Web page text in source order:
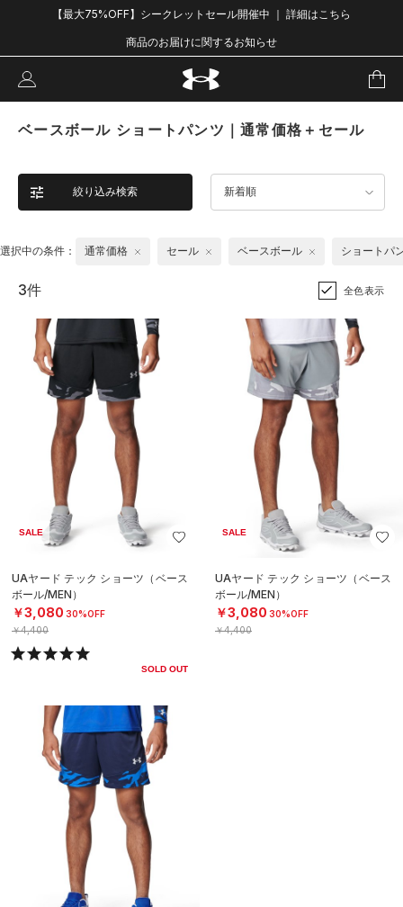
【最大75%OFF】シークレットセール開催中 ｜ 詳細はこちら
商品のお届けに関するお知らせ
ベースボール ショートパンツ｜通常価格＋セール
絞り込み検索 新着順
選択中の条件： 通常価格 セール ベースボール ショートパ
3件 全色表示
SALE
UAヤード テック ショーツ（ベース
ボール/MEN）
￥3,080 30%OFF
￥4,400
SOLD OUT
SALE
UAヤード テック ショーツ（ベース
ボール/MEN）
￥3,080 30%OFF
￥4,400